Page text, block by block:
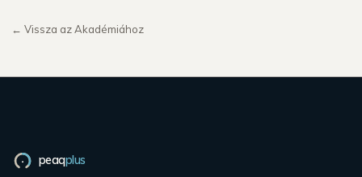
← Vissza az Akadémiához
peaqplus